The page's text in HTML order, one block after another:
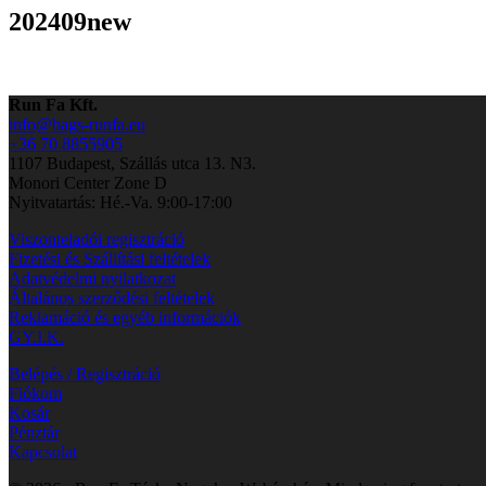
202409new
Run Fa Kft.
info@bags-runfa.eu
+36 70 8855905
1107 Budapest, Szállás utca 13. N3.
Monori Center Zone D
Nyitvatartás: Hé.-Va. 9:00-17:00
Viszonteladói regisztráció
Fizetési és Szállítási feltételek
Adatvédelmi nyilatkozat
Általános szerződési feltételek
Reklamáció és egyéb információk
GY.I.K.
Belépés / Regisztráció
Fiókom
Kosár
Pénztár
Kapcsolat